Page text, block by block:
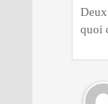
Deux
quoi